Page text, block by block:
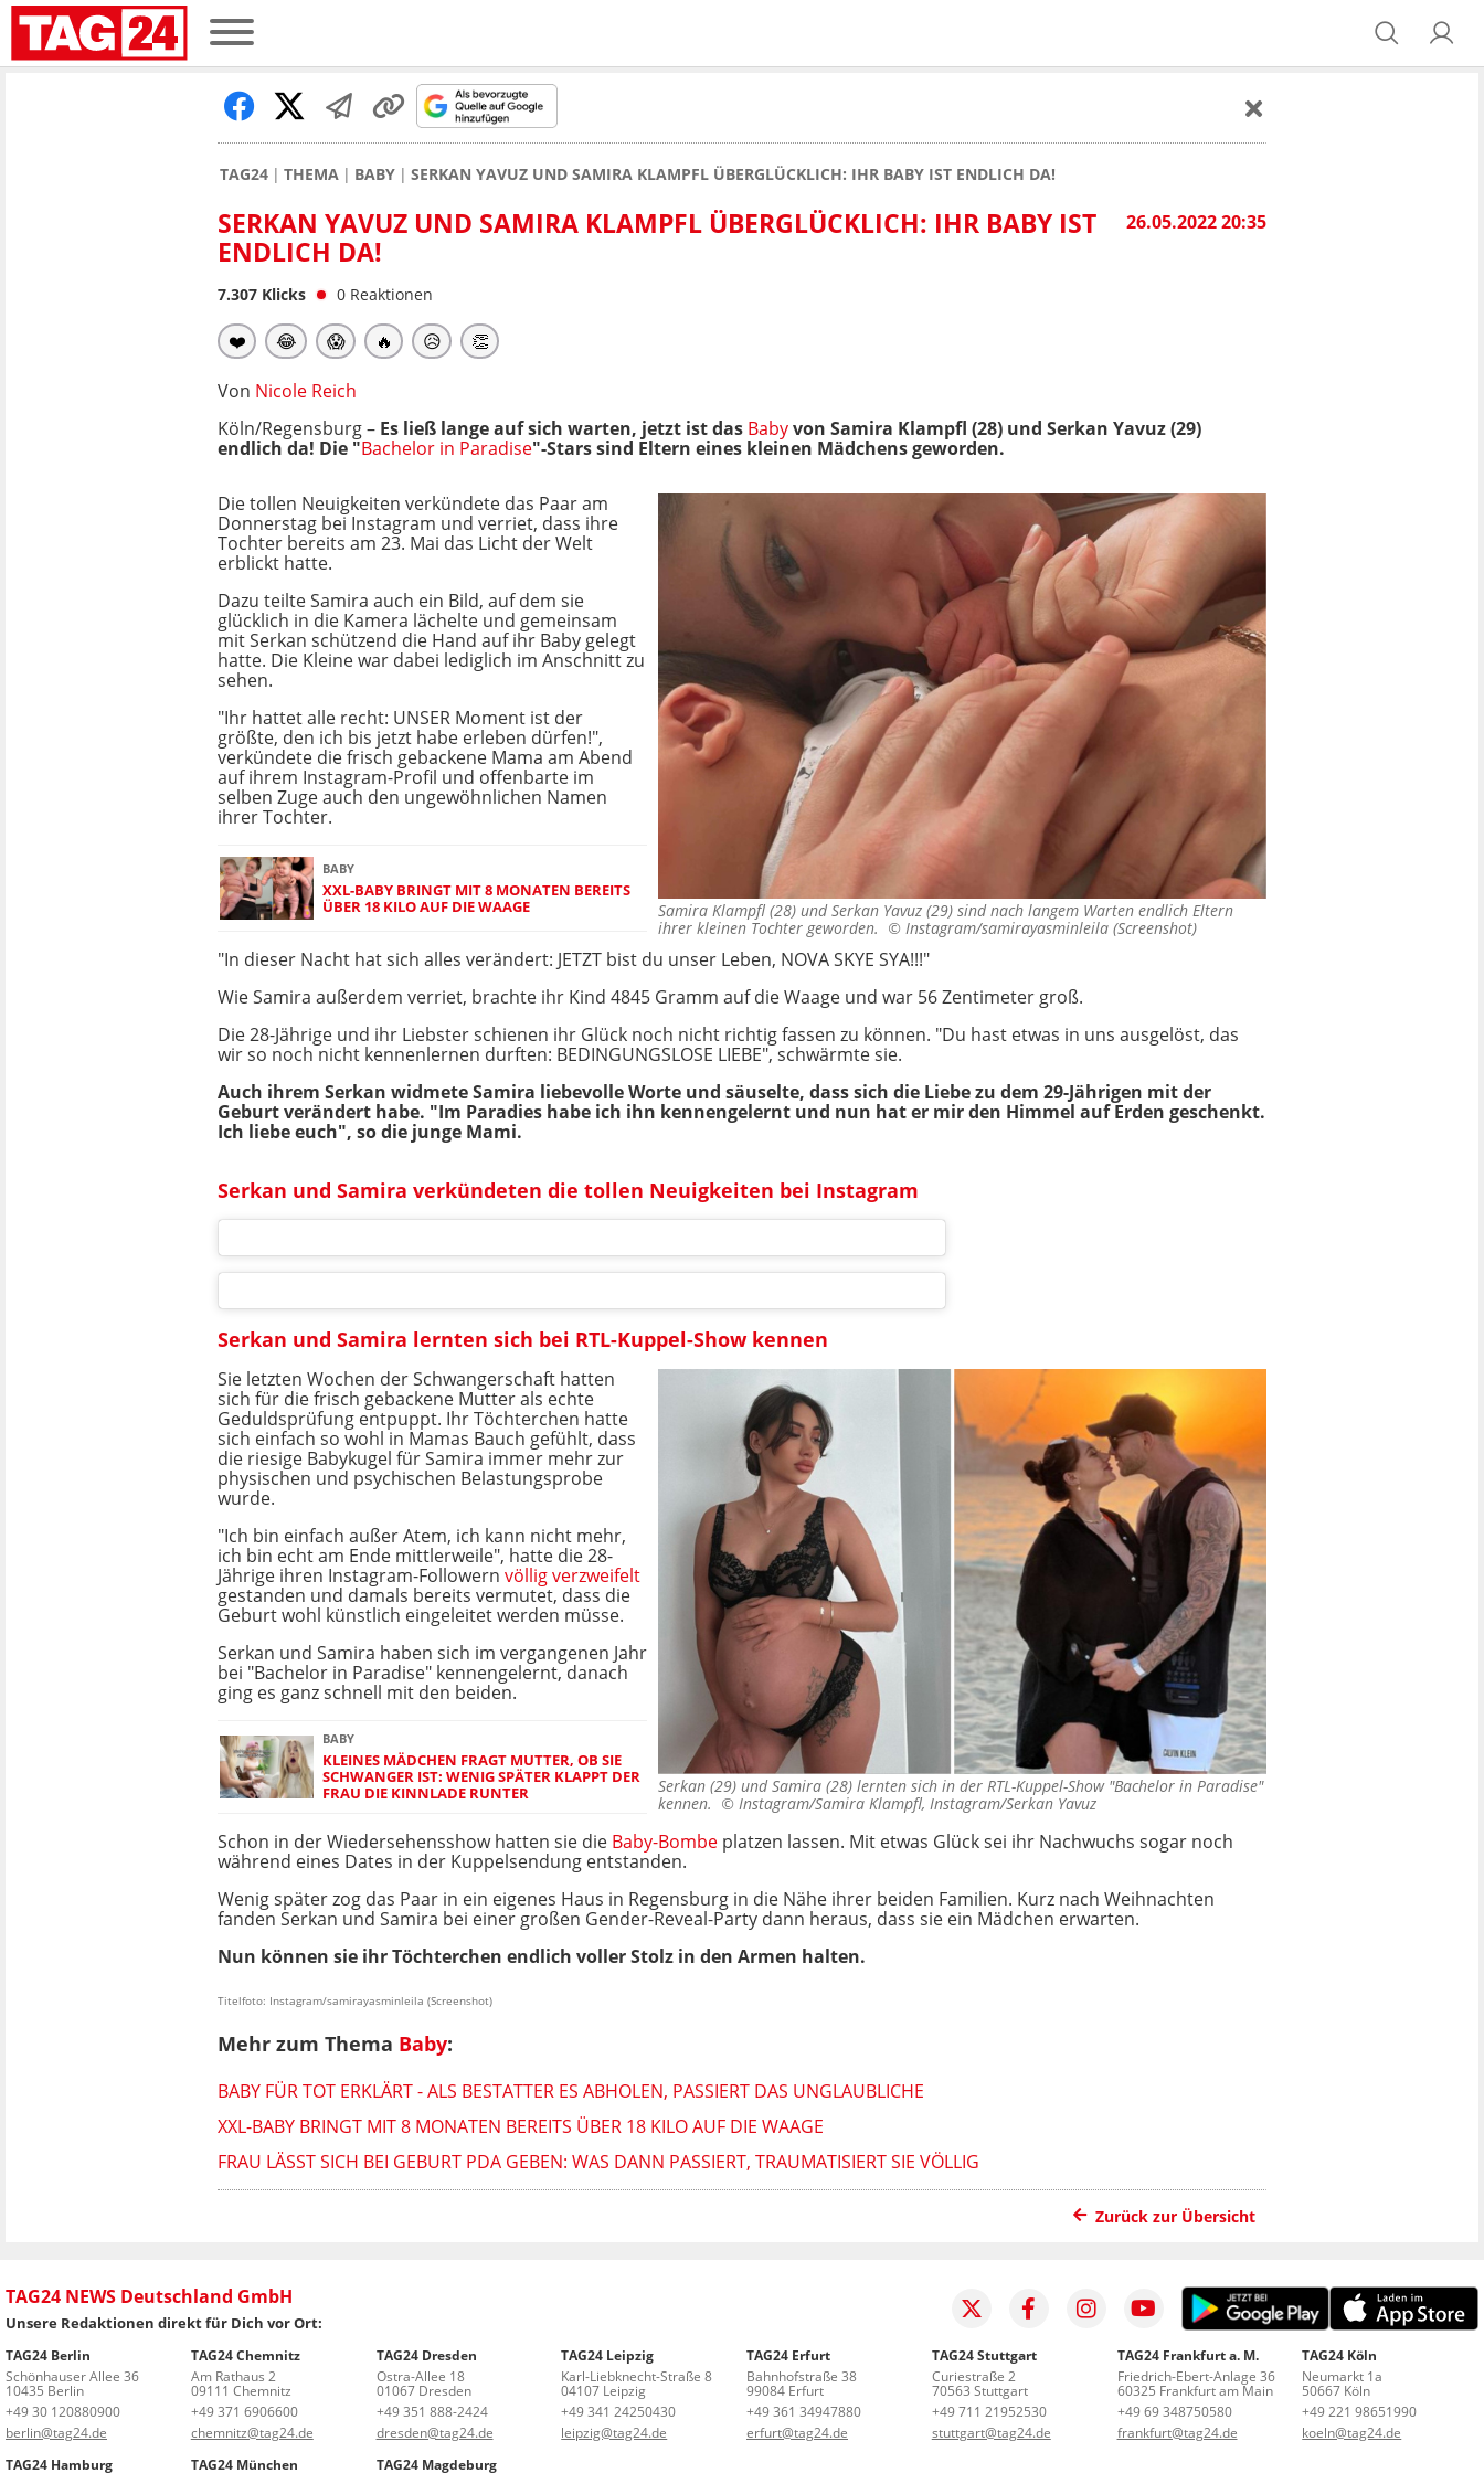
TAG24 THEMA BABY SERKAN YAVUZ UND SAMIRA KLAMPFL ÜBERGLÜCKLICH: IHR BABY IST ENDLICH DA!
26.05.2022 20:35
SERKAN YAVUZ UND SAMIRA KLAMPFL ÜBERGLÜCKLICH: IHR BABY IST
ENDLICH DA!
7.307 Klicks 0 Reaktionen
❤️ 😂 😱 🔥 😥 👏
Von Nicole Reich
Köln/Regensburg – Es ließ lange auf sich warten, jetzt ist das Babyvon Samira Klampfl (28) und Serkan Yavuz (29)
endlich da! Die "Bachelor in Paradise"-Stars sind Eltern eines kleinen Mädchens geworden.
Samira Klampfl (28) und Serkan Yavuz (29) sind nach langem Warten endlich Eltern
ihrer kleinen Tochter geworden. © Instagram/samirayasminleila (Screenshot)
Die tollen Neuigkeiten verkündete das Paar am
Donnerstag bei Instagram und verriet, dass ihre
Tochter bereits am 23. Mai das Licht der Welt
erblickt hatte.
Dazu teilte Samira auch ein Bild, auf dem sie
glücklich in die Kamera lächelte und gemeinsam
mit Serkan schützend die Hand auf ihr Baby gelegt
hatte. Die Kleine war dabei lediglich im Anschnitt zu
sehen.
"Ihr hattet alle recht: UNSER Moment ist der
größte, den ich bis jetzt habe erleben dürfen!",
verkündete die frisch gebackene Mama am Abend
auf ihrem Instagram-Profil und offenbarte im
selben Zuge auch den ungewöhnlichen Namen
ihrer Tochter.
BABY
XXL-BABY BRINGT MIT 8 MONATEN BEREITS
ÜBER 18 KILO AUF DIE WAAGE
"In dieser Nacht hat sich alles verändert: JETZT bist du unser Leben, NOVA SKYE SYA!!!"
Wie Samira außerdem verriet, brachte ihr Kind 4845 Gramm auf die Waage und war 56 Zentimeter groß.
Die 28-Jährige und ihr Liebster schienen ihr Glück noch nicht richtig fassen zu können. "Du hast etwas in uns ausgelöst, das
wir so noch nicht kennenlernen durften: BEDINGUNGSLOSE LIEBE", schwärmte sie.
Auch ihrem Serkan widmete Samira liebevolle Worte und säuselte, dass sich die Liebe zu dem 29-Jährigen mit der
Geburt verändert habe. "Im Paradies habe ich ihn kennengelernt und nun hat er mir den Himmel auf Erden geschenkt.
Ich liebe euch", so die junge Mami.
Serkan und Samira verkündeten die tollen Neuigkeiten bei Instagram
Serkan und Samira lernten sich bei RTL-Kuppel-Show kennen
Serkan (29) und Samira (28) lernten sich in der RTL-Kuppel-Show "Bachelor in Paradise"
kennen. © Instagram/Samira Klampfl, Instagram/Serkan Yavuz
Sie letzten Wochen der Schwangerschaft hatten
sich für die frisch gebackene Mutter als echte
Geduldsprüfung entpuppt. Ihr Töchterchen hatte
sich einfach so wohl in Mamas Bauch gefühlt, dass
die riesige Babykugel für Samira immer mehr zur
physischen und psychischen Belastungsprobe
wurde.
"Ich bin einfach außer Atem, ich kann nicht mehr,
ich bin echt am Ende mittlerweile", hatte die 28-
Jährige ihren Instagram-Followern völlig verzweifelt
gestanden und damals bereits vermutet, dass die
Geburt wohl künstlich eingeleitet werden müsse.
Serkan und Samira haben sich im vergangenen Jahr
bei "Bachelor in Paradise" kennengelernt, danach
ging es ganz schnell mit den beiden.
BABY
KLEINES MÄDCHEN FRAGT MUTTER, OB SIE
SCHWANGER IST: WENIG SPÄTER KLAPPT DER
FRAU DIE KINNLADE RUNTER
Schon in der Wiedersehensshow hatten sie die Baby-Bombe platzen lassen. Mit etwas Glück sei ihr Nachwuchs sogar noch
während eines Dates in der Kuppelsendung entstanden.
Wenig später zog das Paar in ein eigenes Haus in Regensburg in die Nähe ihrer beiden Familien. Kurz nach Weihnachten
fanden Serkan und Samira bei einer großen Gender-Reveal-Party dann heraus, dass sie ein Mädchen erwarten.
Nun können sie ihr Töchterchen endlich voller Stolz in den Armen halten.
Titelfoto: Instagram/samirayasminleila (Screenshot)
Mehr zum Thema Baby:
BABY FÜR TOT ERKLÄRT - ALS BESTATTER ES ABHOLEN, PASSIERT DAS UNGLAUBLICHE
XXL-BABY BRINGT MIT 8 MONATEN BEREITS ÜBER 18 KILO AUF DIE WAAGE
FRAU LÄSST SICH BEI GEBURT PDA GEBEN: WAS DANN PASSIERT, TRAUMATISIERT SIE VÖLLIG
Zurück zur Übersicht
TAG24 NEWS Deutschland GmbH
Unsere Redaktionen direkt für Dich vor Ort:
TAG24 Berlin
Schönhauser Allee 36
10435 Berlin
+49 30 120880900
berlin@tag24.de
TAG24 Chemnitz
Am Rathaus 2
09111 Chemnitz
+49 371 6906600
chemnitz@tag24.de
TAG24 Dresden
Ostra-Allee 18
01067 Dresden
+49 351 888-2424
dresden@tag24.de
TAG24 Leipzig
Karl-Liebknecht-Straße 8
04107 Leipzig
+49 341 24250430
leipzig@tag24.de
TAG24 Erfurt
Bahnhofstraße 38
99084 Erfurt
+49 361 34947880
erfurt@tag24.de
TAG24 Stuttgart
Curiestraße 2
70563 Stuttgart
+49 711 21952530
stuttgart@tag24.de
TAG24 Frankfurt a. M.
Friedrich-Ebert-Anlage 36
60325 Frankfurt am Main
+49 69 348750580
frankfurt@tag24.de
TAG24 Köln
Neumarkt 1a
50667 Köln
+49 221 98651990
koeln@tag24.de
TAG24 Hamburg
TAG24 München TAG24 Magdeburg